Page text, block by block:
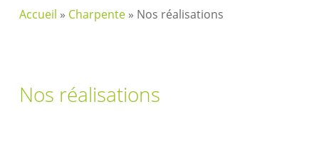
Accueil » Charpente» Nos réalisations
Nos réalisations